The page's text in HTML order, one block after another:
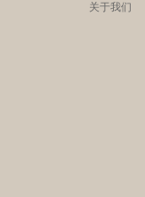
关于我们